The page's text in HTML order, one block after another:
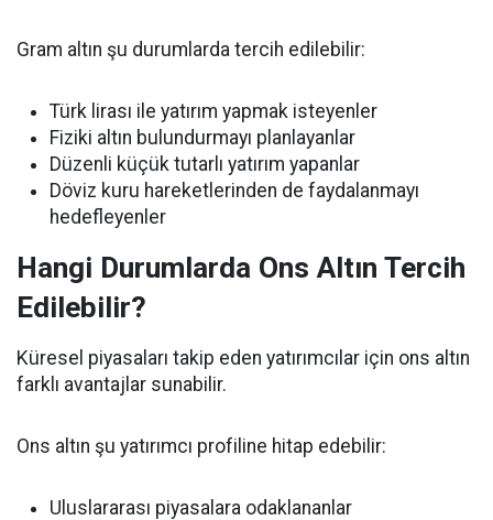
Gram altın şu durumlarda tercih edilebilir:
Türk lirası ile yatırım yapmak isteyenler
Fiziki altın bulundurmayı planlayanlar
Düzenli küçük tutarlı yatırım yapanlar
Döviz kuru hareketlerinden de faydalanmayı
hedefleyenler
Hangi Durumlarda Ons Altın Tercih
Edilebilir?
Küresel piyasaları takip eden yatırımcılar için ons altın
farklı avantajlar sunabilir.
Ons altın şu yatırımcı profiline hitap edebilir:
Uluslararası piyasalara odaklananlar